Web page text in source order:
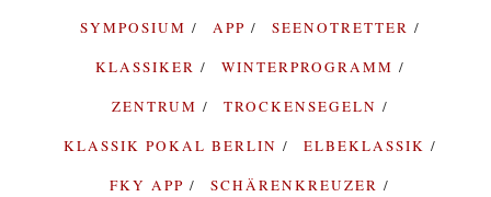
SYMPOSIUM
APP
SEENOTRETTER
KLASSIKER
WINTERPROGRAMM
ZENTRUM
TROCKENSEGELN
KLASSIK POKAL BERLIN
ELBEKLASSIK
FKY APP
SCHÄRENKREUZER